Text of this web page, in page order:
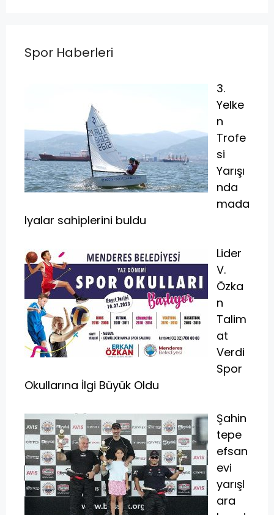
Spor Haberleri
3.
Yelke
n
Trofe
si
Yarışı
nda
mada
lyalar sahiplerini buldu
Lider
V.
Özka
n
Talim
at
Verdi
Spor
Okullarına İlgi Büyük Oldu
Şahin
tepe
efsan
evi
yarışl
ara